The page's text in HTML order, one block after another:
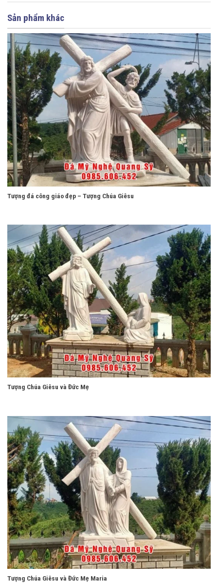
Sản phẩm khác
Tượng đá công giáo đẹp – Tượng Chúa Giêsu
Tượng Chúa Giêsu và Đức Mẹ
Tượng Chúa Giêsu và Đức Mẹ Maria